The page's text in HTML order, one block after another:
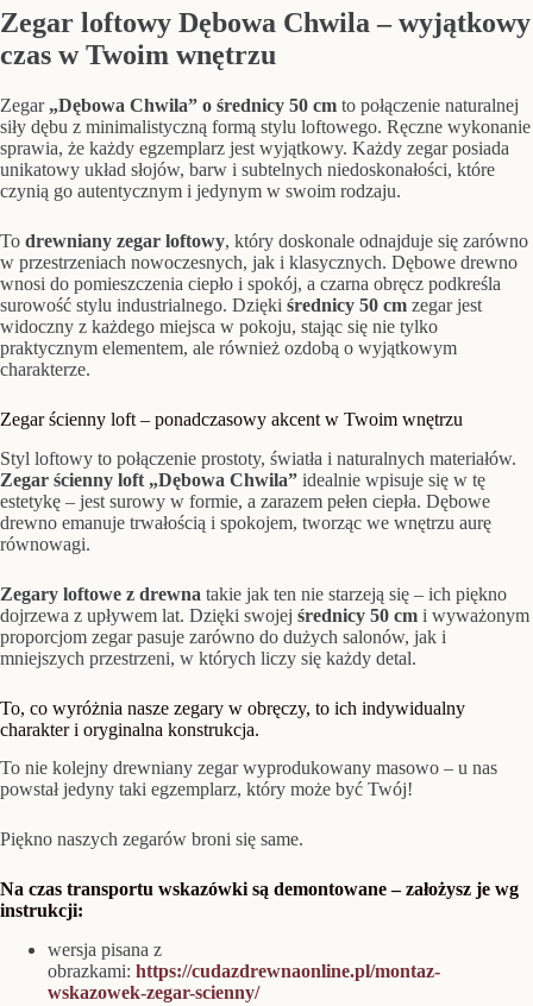
Zegar loftowy Dębowa Chwila – wyjątkowy
czas w Twoim wnętrzu
Zegar „Dębowa Chwila” o średnicy 50 cm to połączenie naturalnej
siły dębu z minimalistyczną formą stylu loftowego. Ręczne wykonanie
sprawia, że każdy egzemplarz jest wyjątkowy. Każdy zegar posiada
unikatowy układ słojów, barw i subtelnych niedoskonałości, które
czynią go autentycznym i jedynym w swoim rodzaju.
To drewniany zegar loftowy, który doskonale odnajduje się zarówno
w przestrzeniach nowoczesnych, jak i klasycznych. Dębowe drewno
wnosi do pomieszczenia ciepło i spokój, a czarna obręcz podkreśla
surowość stylu industrialnego. Dzięki średnicy 50 cm zegar jest
widoczny z każdego miejsca w pokoju, stając się nie tylko
praktycznym elementem, ale również ozdobą o wyjątkowym
charakterze.
Zegar ścienny loft – ponadczasowy akcent w Twoim wnętrzu
Styl loftowy to połączenie prostoty, światła i naturalnych materiałów.
Zegar ścienny loft „Dębowa Chwila” idealnie wpisuje się w tę
estetykę – jest surowy w formie, a zarazem pełen ciepła. Dębowe
drewno emanuje trwałością i spokojem, tworząc we wnętrzu aurę
równowagi.
Zegary loftowe z drewna takie jak ten nie starzeją się – ich piękno
dojrzewa z upływem lat. Dzięki swojej średnicy 50 cm i wyważonym
proporcjom zegar pasuje zarówno do dużych salonów, jak i
mniejszych przestrzeni, w których liczy się każdy detal.
To, co wyróżnia nasze zegary w obręczy, to ich indywidualny
charakter i oryginalna konstrukcja.
To nie kolejny drewniany zegar wyprodukowany masowo – u nas
powstał jedyny taki egzemplarz, który może być Twój!
Piękno naszych zegarów broni się same.
Na czas transportu wskazówki są demontowane – założysz je wg
instrukcji:
wersja pisana z
obrazkami: https://cudazdrewnaonline.pl/montaz-
wskazowek-zegar-scienny/